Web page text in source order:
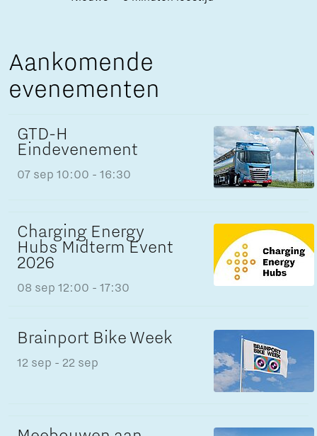
Aankomende
evenementen
GTD-H
Eindevenement
07 sep 10:00 - 16:30
Charging Energy
Hubs Midterm Event
2026
08 sep 12:00 - 17:30
Brainport Bike Week
12 sep - 22 sep